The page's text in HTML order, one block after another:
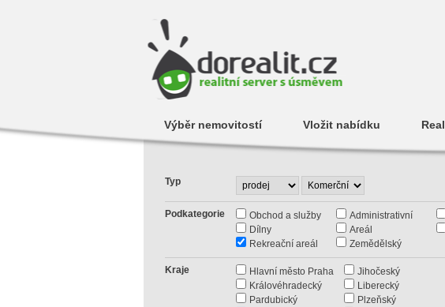
Výběr nemovitostí Vložit nabídku
Typ
Podkategorie Obchod a služby Administrativní
Dílny
Areál
Rekreační areál
Zemědělský
Kraje Hlavní město Praha Jihočeský
Královéhradecký
Liberecký
Pardubický
Plzeňský